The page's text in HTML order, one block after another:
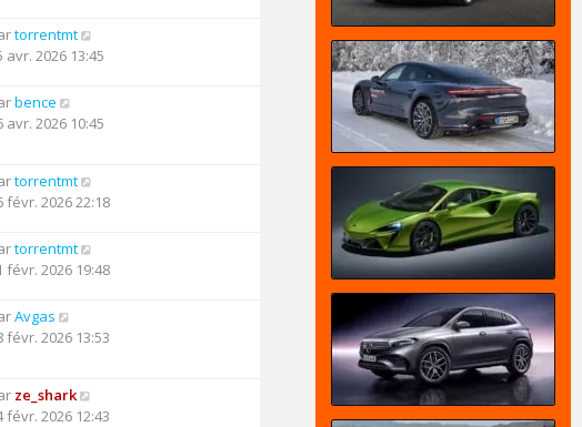
torrentmt
avr. 2026 13:45
bence
avr. 2026 10:45
torrentmt
févr. 2026 22:18
torrentmt
févr. 2026 19:48
Avgas
févr. 2026 13:53
ze_shark
févr. 2026 12:43